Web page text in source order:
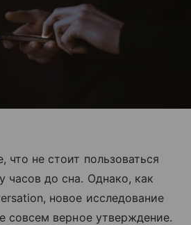
что не стоит пользоваться
часов до сна. Однако, как
новое исследование
совсем верное утверждение.